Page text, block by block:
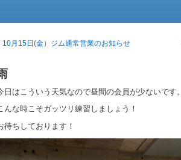
10月15日(金）ジム通常営業のお知らせ
日はこういう天気なので昼間の会員が少ないです。
んな時こそガッツリ練習しましょう！
待ちしております！